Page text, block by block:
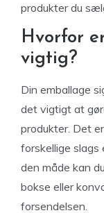
produkter du
Hvorfor
vigtig?
Din emballage
det vigtigt at
produkter. Det
forskellige slags
den måde kan
bokse eller
forsendelsen.